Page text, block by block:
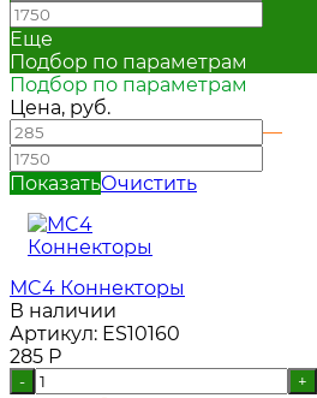
Еще
Подбор по параметрам
Подбор по параметрам
Цена, руб.
—
ПоказатьОчистить
MC4 Коннекторы
В наличии
Артикул: ES10160
285 Р
- +